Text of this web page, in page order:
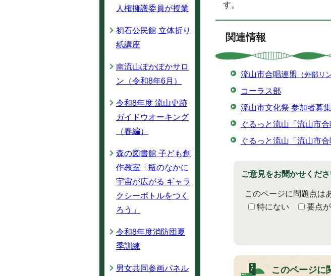
す。
関連情報
流山市合唱連盟 （外部リ
コーラス部
流山市文化祭 参加者募集
ぐるっと流山「流山市
ぐるっと流山「流山市合
ご意見をお聞かせくだ
このページに問題点は
特にない
要点
このページに
人権擁護委員が授業
初石公民館 立体折り
紙講座
南流山ぽかぽかサロ
ン（令和8年6月）
令和8年度 流山史跡
ガイドウオーキング
（春編）
森の図書館 子ども創
作教室「瓶のなかに
宇宙が広がる ギャラ
クシーボトルをつく
ろう」
令和8年度消防団夏
季訓練
男女共同参画パネル